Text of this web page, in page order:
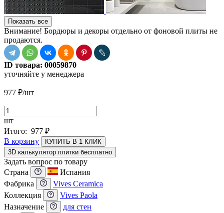
Показать все
Внимание! Бордюры и декоры отдельно от фоновой плиты не
продаются.
ID товара: 00059870
уточняйте у менеджера
977 ₽/шт
шт
Итого: 977 ₽
В корзину
КУПИТЬ В 1 КЛИК
3D калькулятор плитки бесплатно
Задать вопрос по товару
Страна
Испания
Фабрика
Vives Ceramica
Коллекция
Vives Paola
Назначение
для стен